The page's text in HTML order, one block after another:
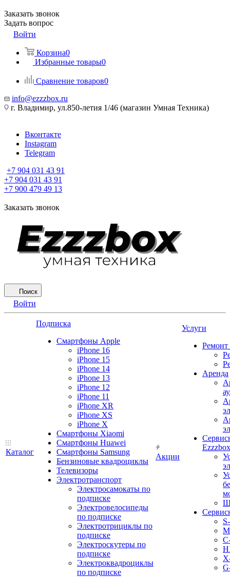
Заказать звонок
Задать вопрос
Войти
Корзина0
Избранные товары0
Сравнение товаров0
info@ezzzbox.ru
г. Владимир, ул.850-летия 1/46 (магазин Умная Техника)
Вконтакте
Instagram
Telegram
+7 904 031 43 91
+7 904 031 43 91
+7 900 479 49 13
Заказать звонок
Поиск
Войти
Каталог
Подписка
Смартфоны Apple
iPhone 16
iPhone 15
iPhone 14
iPhone 13
iPhone 12
iPhone 11
iPhone XR
iPhone XS
iPhone X
Смартфоны Xiaomi
Смартфоны Huawei
Смартфоны Samsung
Бензиновые квадроциклы
Телевизоры
Электротранспорт
Электросамокаты по
подписке
Электровелосипеды
по подписке
Электротрициклы по
подписке
Электроскутеры по
подписке
Электроквадроциклы
по подписке
Акции
Услуги
Ремонт
Аренда
Ezzzbox